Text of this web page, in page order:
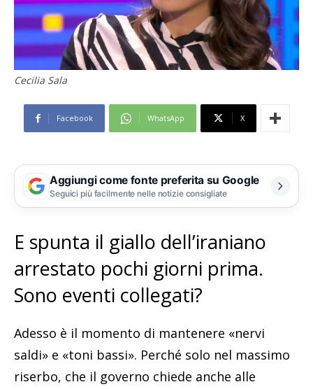
Cecilia Sala
Facebook WhatsApp X
Aggiungi come fonte preferita su Google
Seguici più facilmente nelle notizie consigliate
E spunta il giallo dell’iraniano
arrestato pochi giorni prima.
Sono eventi collegati?
Adesso è il momento di mantenere «nervi
saldi» e «toni bassi». Perché solo nel massimo
riserbo, che il governo chiede anche alle